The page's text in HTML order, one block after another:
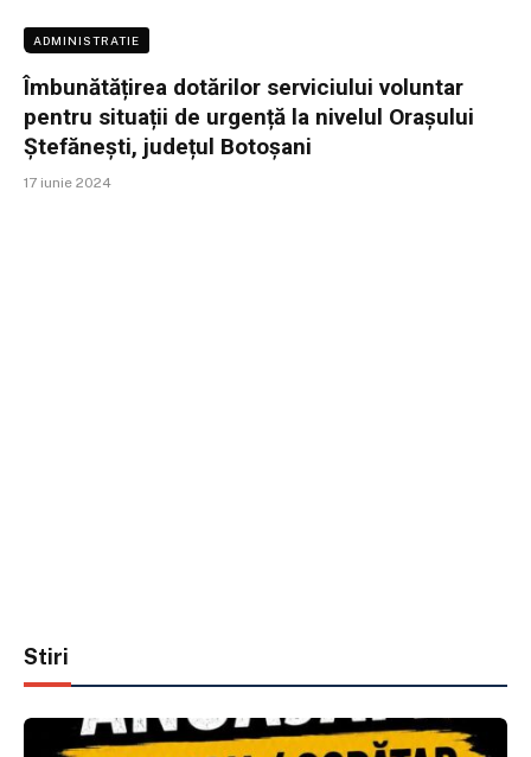
ADMINISTRATIE
Îmbunătățirea dotărilor serviciului voluntar
pentru situații de urgență la nivelul Orașului
Ștefănești, județul Botoșani
17 iunie 2024
Stiri